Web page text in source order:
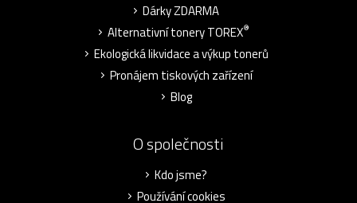
Dárky ZDARMA
Alternativní tonery TOREX®
Ekologická likvidace a výkup tonerů
Pronájem tiskových zařízení
Blog
O společnosti
Kdo jsme?
Používání cookies